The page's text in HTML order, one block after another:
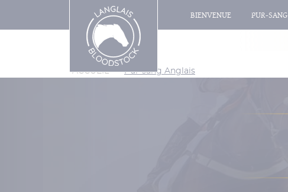
BIENVENUE PUR-
ACCUEIL > Pur-sang Anglais